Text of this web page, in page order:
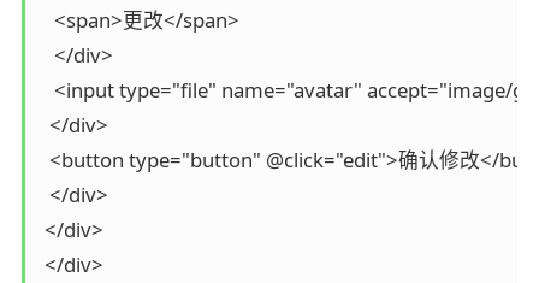
   <span>更改</span>
   </div>
<input type="file" name="avatar"
  </div>
<button type="button" @click="edit">确认修改</
  </div>
</div>
</div>